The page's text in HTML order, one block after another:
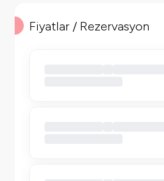
Fiyatlar / Rezervasyon